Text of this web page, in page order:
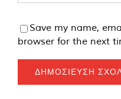
Save my name,
browser for the next